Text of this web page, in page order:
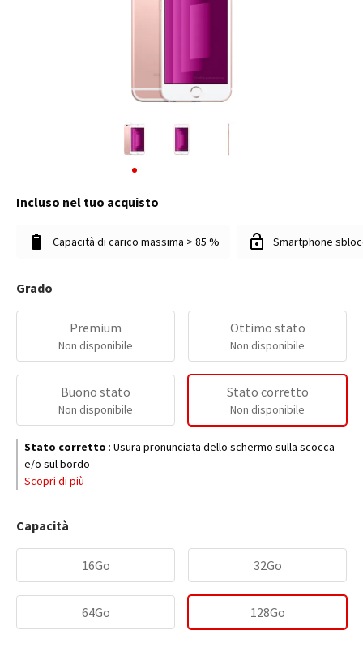
Incluso nel tuo acquisto
Capacità di carico massima > 85 % Smartphone
Grado
Premium
Non disponibile
Ottimo stato
Non disponibile
Buono stato
Non disponibile
Stato corretto
Non disponibile
Stato corretto : Usura pronunciata dello schermo sulla scocca
e/o sul bordo
Scopri di più
Capacità
16Go 32Go
64Go 128Go